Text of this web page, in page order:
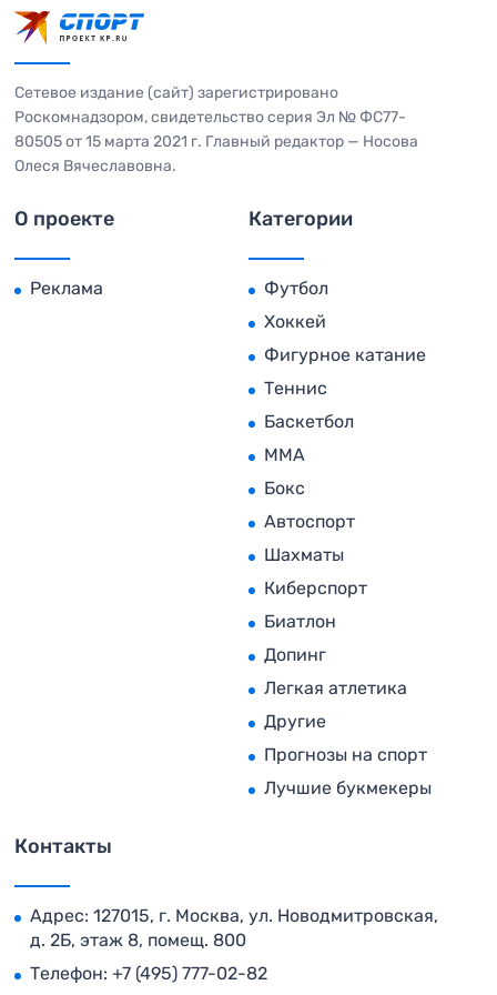
Сетевое издание (сайт) зарегистрировано
Роскомнадзором, свидетельство серия Эл № ФС77-
80505 от 15 марта 2021 г. Главный редактор — Носова
Олеся Вячеславовна.
О проекте
Реклама
Категории
Футбол
Хоккей
Фигурное катание
Теннис
Баскетбол
MMA
Бокс
Автоспорт
Шахматы
Киберспорт
Биатлон
Допинг
Легкая атлетика
Другие
Прогнозы на спорт
Лучшие букмекеры
Контакты
Адрес: 127015, г. Москва, ул. Новодмитровская,
д. 2Б, этаж 8, помещ. 800
Телефон: +7 (495) 777-02-82